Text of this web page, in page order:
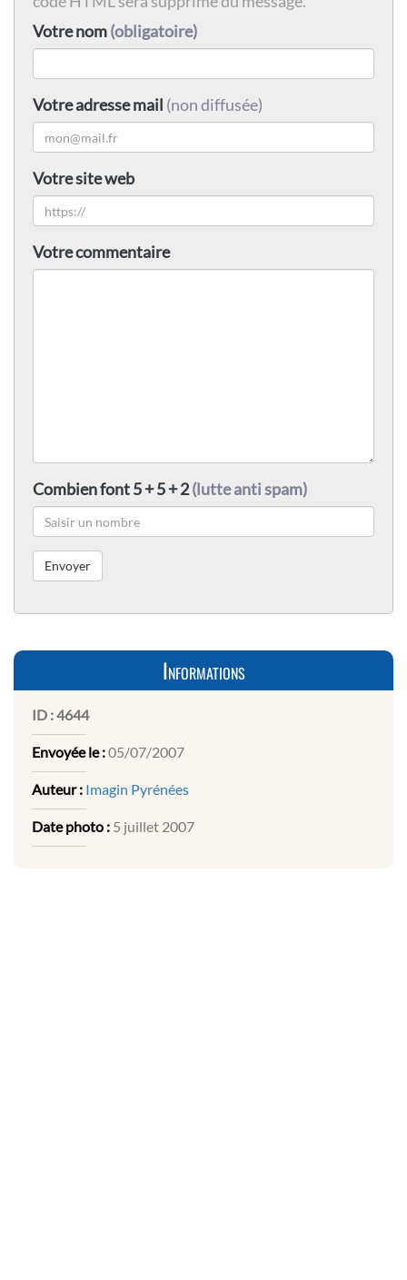
Votre nom(obligatoire)
Votre adresse mail (non diffusée)
Votre site web
Votre commentaire
Combien font 5 + 5 + 2(lutte anti spam)
Informations
ID :4644
Envoyée le :05/07/2007
Auteur : Imagin Pyrénées
Date photo : 5 juillet 2007